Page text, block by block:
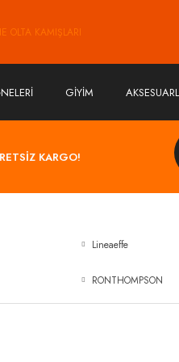
GİYİM
KARGO!
Lineaeffe
RONTHOMPSON